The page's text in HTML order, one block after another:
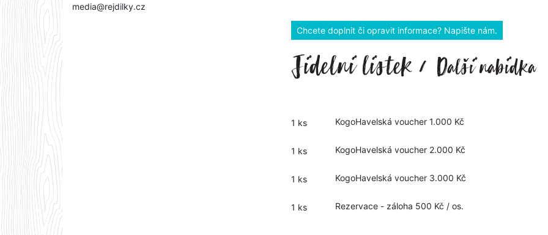
media@rejdilky.cz
Chcete doplnit či opravit informace? Napište nám.
1 ks KogoHavelská voucher 1.000 Kč
1 ks KogoHavelská voucher 2.000 Kč
1 ks KogoHavelská voucher 3.000 Kč
1 ks Rezervace - záloha 500 Kč / os.